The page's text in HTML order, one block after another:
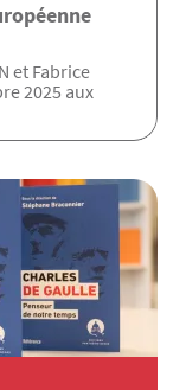
et Fabrice
2025 aux